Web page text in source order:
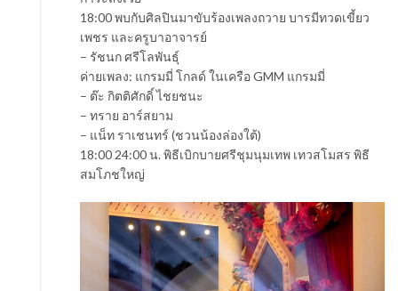
18:00 พบกับศิลปินมาขับร้องเพลงถวาย บารมีทวดเขี้ยว
เพชร และครูบาอาจารย์
– รัชนก ศรีโลพันธุ์
ค่ายเพลง: แกรมมี่ โกลด์ ในเครือ GMM แกรมมี่
– ต๊ะ กิตติศักดิ์ ไชยชนะ
– ทราย อาร์สยาม
– แน็ท ราเชนทร์ (ชวนน้องล่องใต้)
18:00 24:00 น. พิธีเบิกบายศรีชุมนุมเทพ เทวสโมสร พิธี
สมโภชใหญ่